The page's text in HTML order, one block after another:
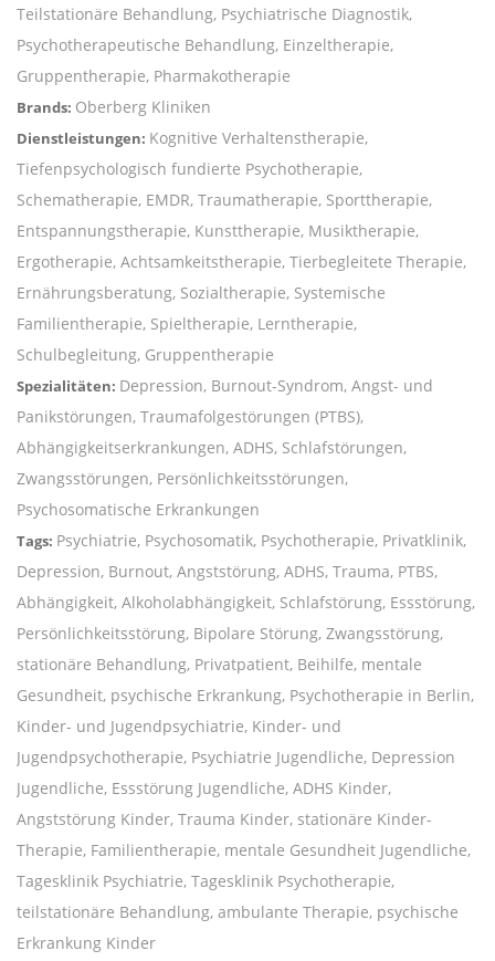
Teilstationäre Behandlung, Psychiatrische Diagnostik,
Psychotherapeutische Behandlung, Einzeltherapie,
Gruppentherapie, Pharmakotherapie
Brands: Oberberg Kliniken
Dienstleistungen: Kognitive Verhaltenstherapie,
Tiefenpsychologisch fundierte Psychotherapie,
Schematherapie, EMDR, Traumatherapie, Sporttherapie,
Entspannungstherapie, Kunsttherapie, Musiktherapie,
Ergotherapie, Achtsamkeitstherapie, Tierbegleitete Therapie,
Ernährungsberatung, Sozialtherapie, Systemische
Familientherapie, Spieltherapie, Lerntherapie,
Schulbegleitung, Gruppentherapie
Spezialitäten: Depression, Burnout-Syndrom, Angst- und
Panikstörungen, Traumafolgestörungen (PTBS),
Abhängigkeitserkrankungen, ADHS, Schlafstörungen,
Zwangsstörungen, Persönlichkeitsstörungen,
Psychosomatische Erkrankungen
Tags: Psychiatrie, Psychosomatik, Psychotherapie, Privatklinik,
Depression, Burnout, Angststörung, ADHS, Trauma, PTBS,
Abhängigkeit, Alkoholabhängigkeit, Schlafstörung, Essstörung,
Persönlichkeitsstörung, Bipolare Störung, Zwangsstörung,
stationäre Behandlung, Privatpatient, Beihilfe, mentale
Gesundheit, psychische Erkrankung, Psychotherapie in Berlin,
Kinder- und Jugendpsychiatrie, Kinder- und
Jugendpsychotherapie, Psychiatrie Jugendliche, Depression
Jugendliche, Essstörung Jugendliche, ADHS Kinder,
Angststörung Kinder, Trauma Kinder, stationäre Kinder-
Therapie, Familientherapie, mentale Gesundheit Jugendliche,
Tagesklinik Psychiatrie, Tagesklinik Psychotherapie,
teilstationäre Behandlung, ambulante Therapie, psychische
Erkrankung Kinder